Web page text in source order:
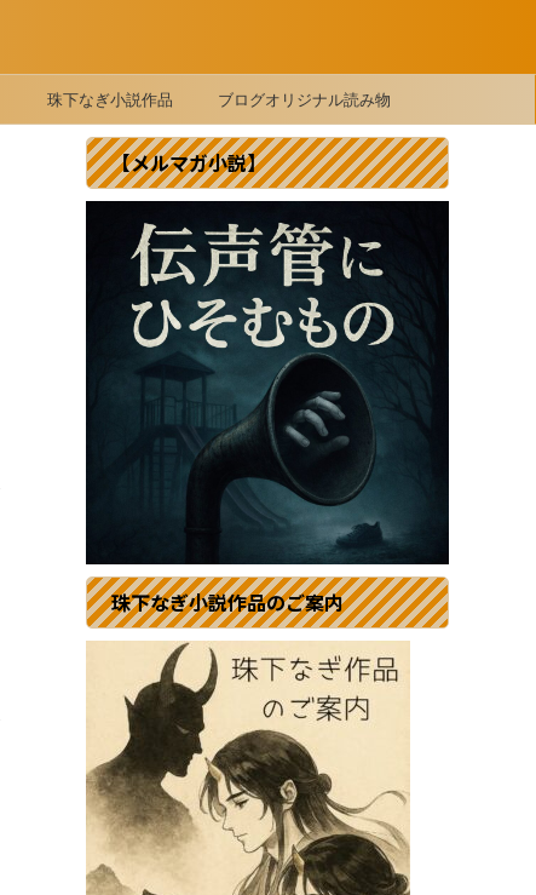
珠下なぎ小説作品 ブログオリジナル読み物
【メルマガ小説】
珠下なぎ小説作品のご案内